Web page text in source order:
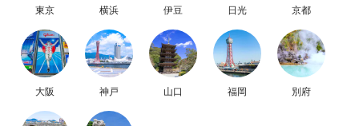
東京 横浜 伊豆 日光 京都
大阪 神戸 山口 福岡 別府